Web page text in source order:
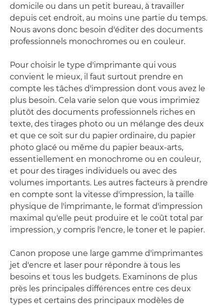
domicile ou dans un petit bureau, à travailler
depuis cet endroit, au moins une partie du temps.
Nous avons donc besoin d'éditer des documents
professionnels monochromes ou en couleur.
Pour choisir le type d'imprimante qui vous
convient le mieux, il faut surtout prendre en
compte les tâches d'impression dont vous avez le
plus besoin. Cela varie selon que vous imprimiez
plutôt des documents professionnels riches en
texte, des tirages photo ou un mélange des deux
et que ce soit sur du papier ordinaire, du papier
photo glacé ou même du papier beaux-arts,
essentiellement en monochrome ou en couleur,
et pour des tirages individuels ou avec des
volumes importants. Les autres facteurs à prendre
en compte sont la vitesse d'impression, la taille
physique de l'imprimante, le format d'impression
maximal qu'elle peut produire et le coût total par
impression, y compris l'encre, le toner et le papier.
Canon propose une large gamme d'imprimantes
jet d'encre et laser pour répondre à tous les
besoins et tous les budgets. Examinons de plus
près les principales différences entre ces deux
types et certains des principaux modèles de